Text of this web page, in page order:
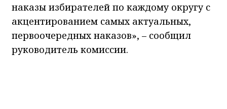
наказы избирателей по каждому округу с
акцентированием самых актуальных,
первоочередных наказов», – сообщил
руководитель комиссии.